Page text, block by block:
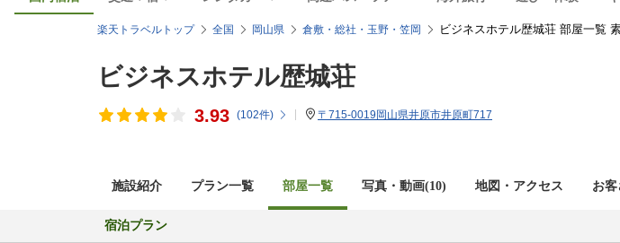
楽天トラベルトップ 全国 岡山県 倉敷・総社・玉野・笠岡 ビジネスホテル歴城荘 部屋一
ビジネスホテル歴城荘
3.93 (102件) 〒715-0019岡山県井原市井原町717
施設紹介 プラン一覧 部屋一覧 写真・動画(10) 地図・アクセス お
宿泊プラン